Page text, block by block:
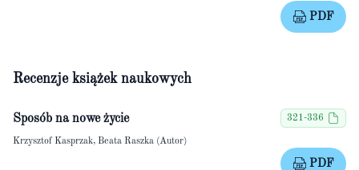
PDF
Recenzje książek naukowych
Sposób na nowe życie 321-336
Krzysztof Kasprzak, Beata Raszka (Autor)
PDF